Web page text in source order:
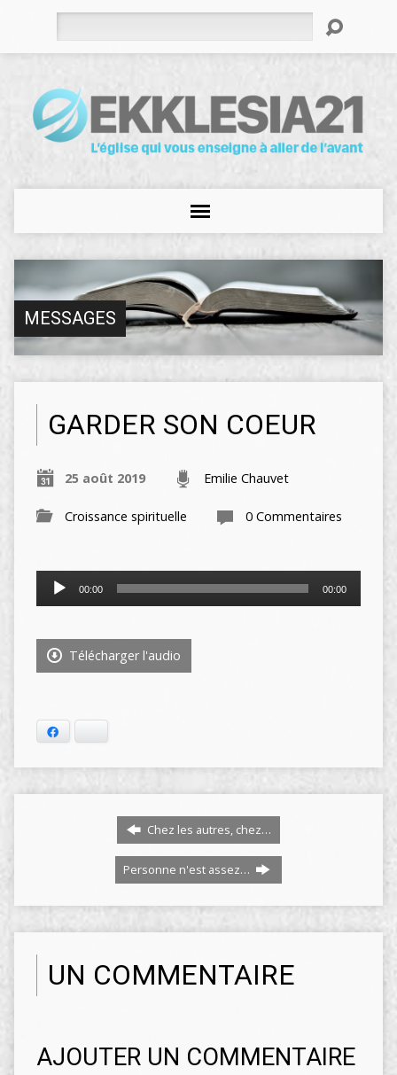
MESSAGES
GARDER SON COEUR
25 août 2019 Emilie Chauvet
Croissance spirituelle 0 Commentaires
Lecteur
00:00 00:00
Télécharger l'audio
Chez les autres, chez…
Personne n'est assez…
UN COMMENTAIRE
AJOUTER UN COMMENTAIRE